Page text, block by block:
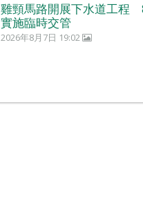
雞頸馬路開展下水道工程
實施臨時交管
2026年8月7日 19:02